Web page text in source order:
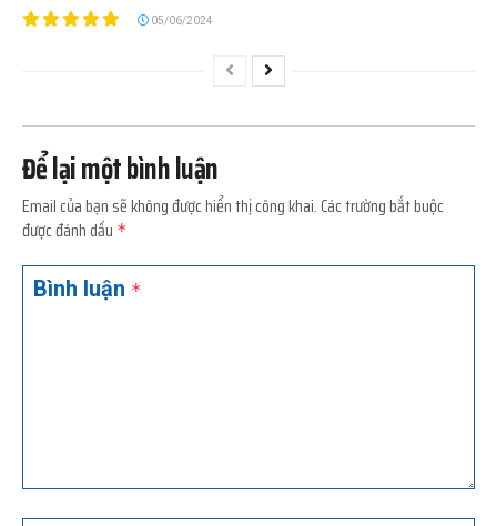
05/06/2024
Để lại một bình luận
Email của bạn sẽ không được hiển thị công khai.Các trường bắt buộc
được đánh dấu *
Bình luận *